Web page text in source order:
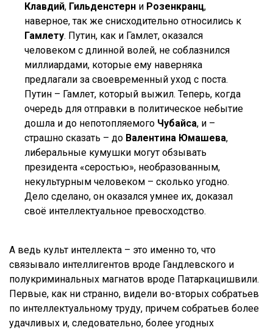
Клавдий, Гильденстерн и Розенкранц,
наверное, так же снисходительно относились к
Гамлету. Путин, как и Гамлет, оказался
человеком с длинной волей, не соблазнился
миллиардами, которые ему наверняка
предлагали за своевременный уход с поста.
Путин – Гамлет, который выжил. Теперь, когда
очередь для отправки в политическое небытие
дошла и до непотопляемого Чубайса, и –
страшно сказать – до Валентина Юмашева,
либеральные кумушки могут обзывать
президента «серостью», необразованным,
некультурным человеком – сколько угодно.
Дело сделано, он оказался умнее их, доказал
своё интеллектуальное превосходство.
А ведь культ интеллекта – это именно то, что
связывало интеллигентов вроде Гандлевского и
полукриминальных магнатов вроде Патаркацишвили.
Первые, как ни странно, видели во-вторых собратьев
по интеллектуальному труду, причем собратьев более
удачливых и, следовательно, более угодных